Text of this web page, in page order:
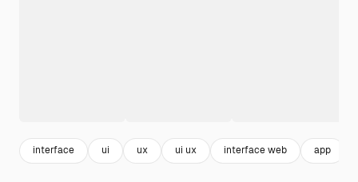
interface ui ux ui ux interface web app